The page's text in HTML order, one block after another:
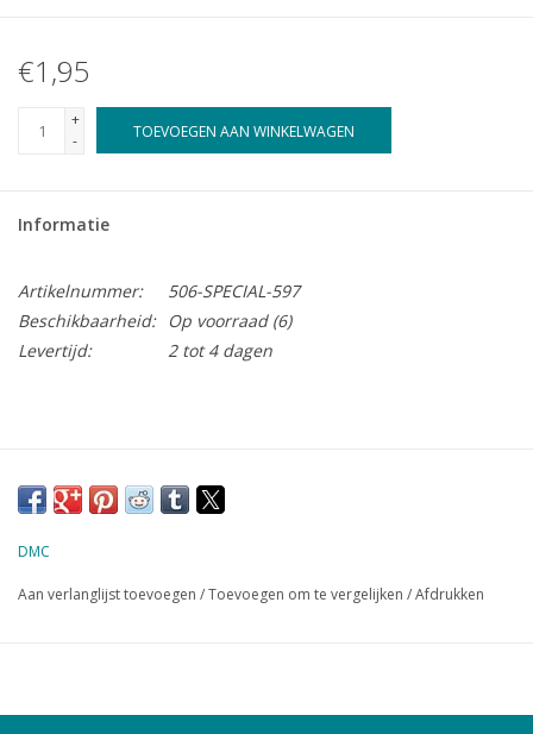
€1,95
+
-
TOEVOEGEN AAN WINKELWAGEN
Informatie
Artikelnummer:
506-SPECIAL-597
Beschikbaarheid:
Op voorraad(6)
Levertijd:
2 tot 4 dagen
DMC
Aan verlanglijst toevoegen /Toevoegen om te vergelijken /Afdrukken